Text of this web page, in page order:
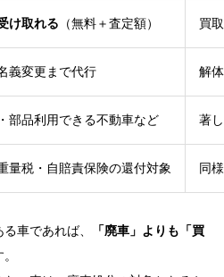
け取れる （無料＋査定額） 買
義変更まで代行 解
部品利用できる不動車など 著
量税・自賠責保険の還付対象 同
車であれば、
「廃車」よりも「買